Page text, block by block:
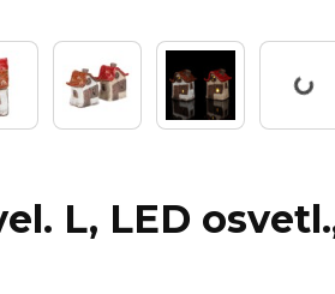
L, LED